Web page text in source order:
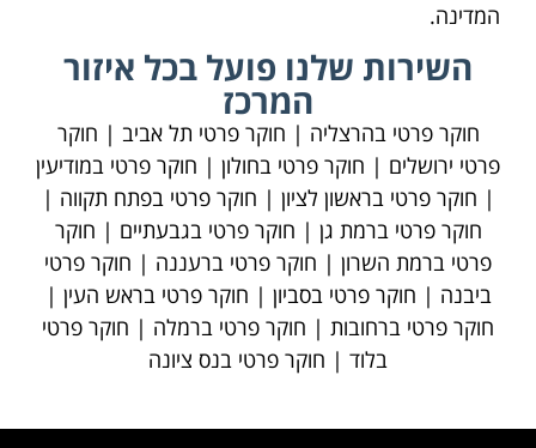
המדינה.
השירות שלנו פועל בכל איזור
המרכז
חוקר פרטי בהרצליה | חוקר פרטי תל אביב | חוקר
פרטי ירושלים | חוקר פרטי בחולון | חוקר פרטי במודיעין
| חוקר פרטי בראשון לציון | חוקר פרטי בפתח תקווה |
חוקר פרטי ברמת גן | חוקר פרטי בגבעתיים | חוקר
פרטי ברמת השרון | חוקר פרטי ברעננה | חוקר פרטי
ביבנה | חוקר פרטי בסביון | חוקר פרטי בראש העין |
חוקר פרטי ברחובות | חוקר פרטי ברמלה | חוקר פרטי
בלוד | חוקר פרטי בנס ציונה